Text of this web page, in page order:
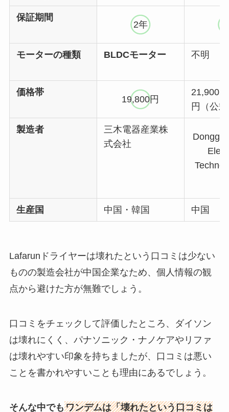
保証期間
2年
モーターの種類 BLDCモーター 不明
価格帯
19,800円
21,900
円（公
製造者
三木電器産業株
式会社
生産国 中国・韓国 中国
Lafarunドライヤーは壊れたという口コミは少ない
ものの製造会社が中国企業なため、個人情報の観
点から避けた方が無難でしょう。
口コミをチェックして評価したところ、ダイソン
は壊れにくく、パナソニック・ナノケアやリファ
は壊れやすい印象を持ちましたが、口コミは悪い
ことを書かれやすいことも理由にあるでしょう。
そんな中でもワンデムは「壊れたという口コミは